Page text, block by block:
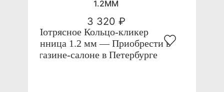
1.2ММ
3 320 ₽